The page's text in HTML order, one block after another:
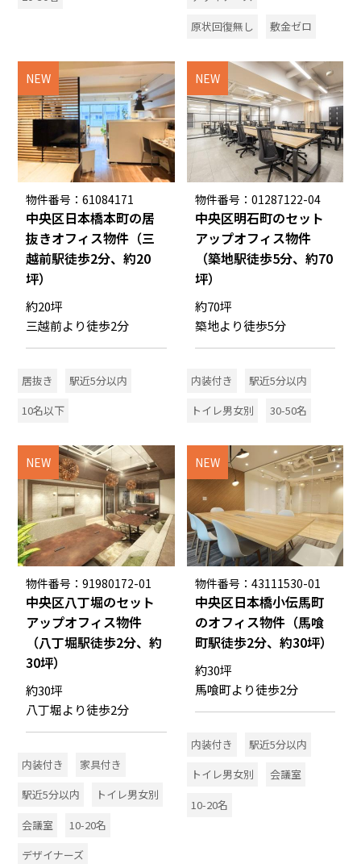
原状回復無し
敷金ゼロ
NEW
物件番号：61084171
中央区日本橋本町の居
抜きオフィス物件（三
越前駅徒歩2分、約20
坪）
約20坪
三越前より徒歩2分
居抜き
駅近5分以内
10名以下
NEW
物件番号：01287122-04
中央区明石町のセット
アップオフィス物件
（築地駅徒歩5分、約70
坪）
約70坪
築地より徒歩5分
内装付き
駅近5分以内
トイレ男女別
30-50名
NEW
物件番号：91980172-01
中央区八丁堀のセット
アップオフィス物件
（八丁堀駅徒歩2分、約
30坪）
約30坪
八丁堀より徒歩2分
内装付き
家具付き
駅近5分以内
トイレ男女別
会議室
10-20名
デザイナーズ
NEW
物件番号：43111530-01
中央区日本橋小伝馬町
のオフィス物件（馬喰
町駅徒歩2分、約30坪）
約30坪
馬喰町より徒歩2分
内装付き
駅近5分以内
トイレ男女別
会議室
10-20名